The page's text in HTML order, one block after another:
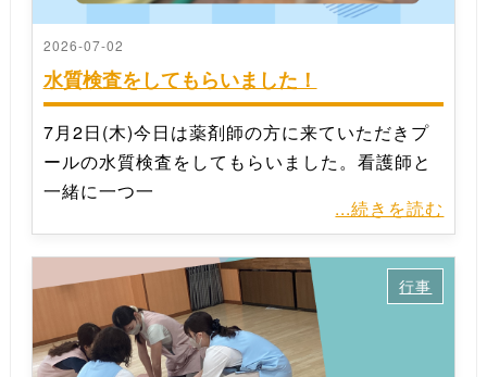
2026-07-02
水質検査をしてもらいました！
7月2日(木)今日は薬剤師の方に来ていただきプ
ールの水質検査をしてもらいました。看護師と
一緒に一つ一
...続きを読む
行事